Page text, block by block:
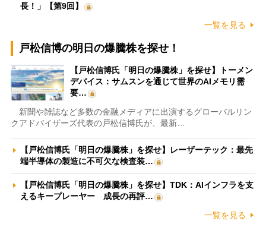
長！」【第9回】
一覧を見る
戸松信博の明日の爆騰株を探せ！
【戸松信博氏「明日の爆騰株」を探せ】トーメン
デバイス：サムスンを通じて世界のAIメモリ需
要…
新聞や雑誌など多数の金融メディアに出演するグローバルリン
クアドバイザーズ代表の戸松信博氏が、最新…
【戸松信博氏「明日の爆騰株」を探せ】レーザーテック：最先
端半導体の製造に不可欠な検査装…
【戸松信博氏「明日の爆騰株」を探せ】TDK：AIインフラを支
えるキープレーヤー 成長の再評…
一覧を見る